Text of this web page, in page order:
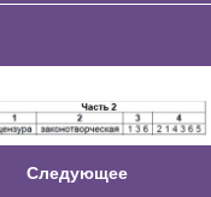
Следующее